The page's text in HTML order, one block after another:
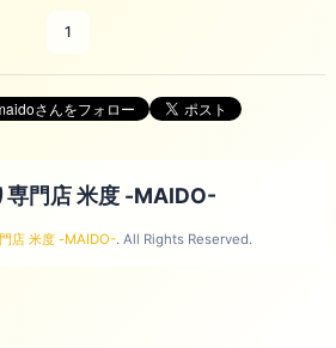
1
専門店 米度 -MAIDO-
店 米度 -MAIDO-. All Rights Reserved.